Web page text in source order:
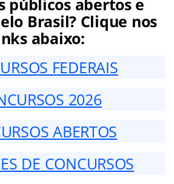
públicos abertos e
Brasil? Clique nos
abaixo:
FEDERAIS
2026
ABERTOS
DE CONCURSOS